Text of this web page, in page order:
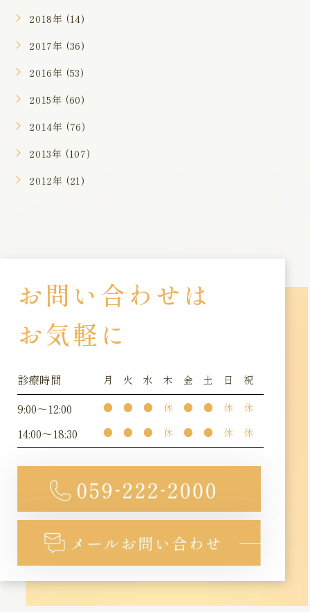
2018年 (14)
2017年 (36)
2016年 (53)
2015年 (60)
2014年 (76)
2013年 (107)
2012年 (21)
お問い合わせは
お気軽に
診療時間 月 火 水 木 金 土 日 祝
9:00～12:00 ● ● ● 休 ● ● 休 休
14:00～18:30 ● ● ● 休 ● ● 休 休